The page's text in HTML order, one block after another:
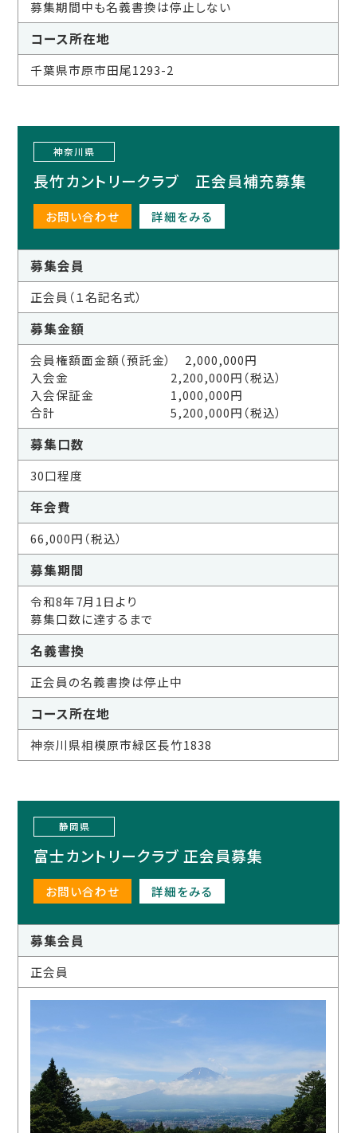
募集期間中も名義書換は停止しない
コース所在地
千葉県市原市田尾1293-2
神奈川県
長竹カントリークラブ 正会員補充募集
お問い合わせ 詳細をみる
募集会員
正会員（１名記名式）
募集金額
会員権額面金額（預託金） 2,000,000円
入会金 2,200,000円（税込）
入会保証金 1,000,000円
合計 5,200,000円（税込）
募集口数
30口程度
年会費
66,000円（税込）
募集期間
令和8年7月1日より
募集口数に達するまで
名義書換
正会員の名義書換は停止中
コース所在地
神奈川県相模原市緑区長竹1838
静岡県
富士カントリークラブ 正会員募集
お問い合わせ 詳細をみる
募集会員
正会員